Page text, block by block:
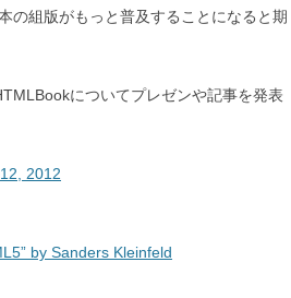
の組版がもっと普及することになると期
についてプレゼンや記事を発表
2012
by Sanders Kleinfeld